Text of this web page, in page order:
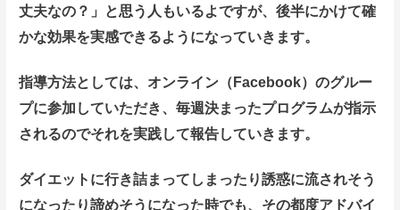
丈夫なの？」と思う人もいるよですが、後半にかけて確
かな効果を実感できるようになっていきます。
指導方法としては、オンライン（Facebook）のグルー
プに参加していただき、毎週決まったプログラムが指示
されるのでそれを実践して報告していき ます。
ダイエットに行き詰まってしまったり誘惑に流されそう
になったり諦めそうになった時でも、その都度アドバイ